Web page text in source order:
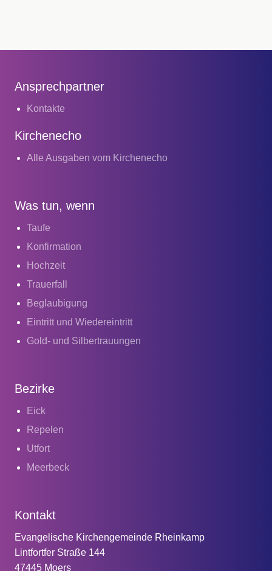
Ansprechpartner
Kontakte
Kirchenecho
Alle Ausgaben vom Kirchenecho
Was tun, wenn
Taufe
Konfirmation
Hochzeit
Trauerfall
Beglaubigung
Eintritt und Wiedereintritt
Gold- und Silbertrauungen
Bezirke
Eick
Repelen
Utfort
Meerbeck
Kontakt
Evangelische Kirchengemeinde Rheinkamp
Lintfortfer Straße 144
47445 Moers